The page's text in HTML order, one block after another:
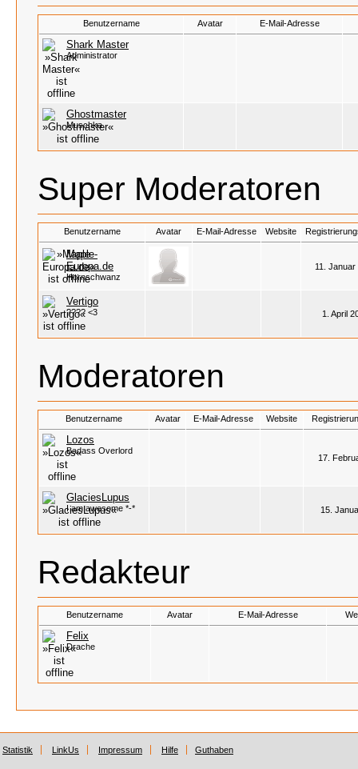
Benutzername Avatar E-Mail-Adresse
Shark Master
Administrator
Ghostmaster
Muschka
Super Moderatoren
Benutzername Avatar E-Mail-Adresse Website
Maple-
Europa.de
Hornschwanz
11. Januar
Vertigo
???? <3 1. April
Moderatoren
Benutzername Avatar E-Mail-Adresse Website
Lozos
Badass Overlord
17.
GlaciesLupus
I am awesome *-* 15.
Redakteur
Benutzername Avatar E-Mail-Adresse
Felix
Drache
Statistik LinkUs Impressum Hilfe Guthaben